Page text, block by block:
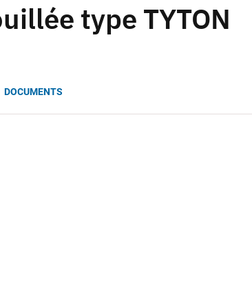
type TYTON
DOCUMENTS